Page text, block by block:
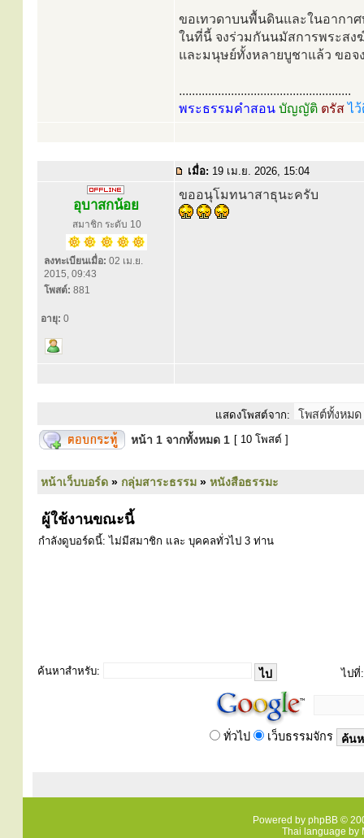
ขอเทวดาบนพื้นดินและในอากา
ในที่นี้ จงร่วมกันนมัสการพระสง
และมนุษย์ทั้งหลายบูชาแล้ว ขอจ
.....................................................
พระธรรมคำสอน บัญญัติ ตรัสไ
เมื่อ: 19 เม.ย. 2026, 15:04
อุบาสกน้อย
สมาชิก ระดับ 10
ลงทะเบียนเมื่อ: 02 เม.ย.
2015, 09:43
โพสต์: 881
อายุ: 0
ขออนุโมทนาสาธุนะครับ
แสดงโพสต์จาก:
หน้า 1 จากทั้งหมด 1 [ 10 โพสต์ ]
หน้าเว็บบอร์ด » กลุ่มสาระธรรม » หนังสือธรรมะ
ผู้ใช้งานขณะนี้
กำลังดูบอร์ดนี้: ไม่มีสมาชิก และ บุคคลทั่วไป 3 ท่าน
ค้นหาสำหรับ: ไปที่:
ทั่วไป เว็บธรรมจักร
Powered by phpBB ©
Thai language by